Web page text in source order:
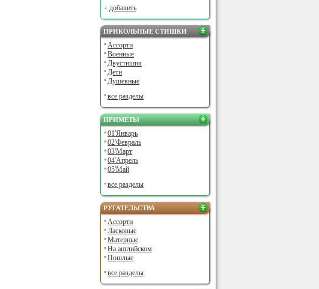
добавить
ПРИКОЛЬНЫЕ СТИШКИ
Ассорти
Военные
Двустишия
Дети
Душевные
все разделы
ПРИМЕТЫ
01'Январь
02'Февраль
03'Март
04'Апрель
05'Май
все разделы
РУГАТЕЛЬСТВА
Ассорти
Ласковые
Матерные
На английском
Пошлые
все разделы